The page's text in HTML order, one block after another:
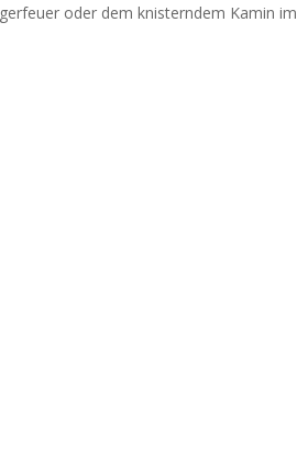
oder dem knisterndem Kamin im